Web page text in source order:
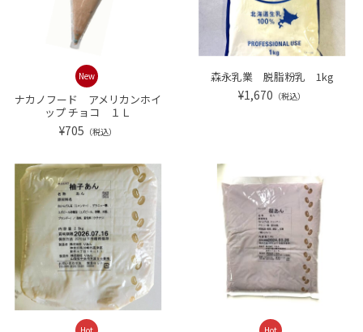
New
ナカノフード アメリカンホイ
ップ チョコ １Ｌ
¥705 （税込）
森永乳業 脱脂粉乳 1kg
¥1,670 （税込）